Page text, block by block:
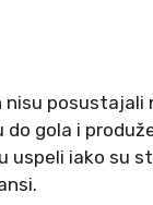
nisu posustajali
do gola i
uspeli iako su